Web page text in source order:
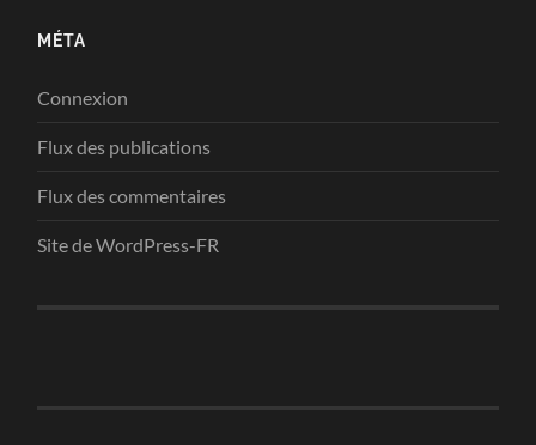
MÉTA
Connexion
Flux des publications
Flux des commentaires
Site de WordPress-FR